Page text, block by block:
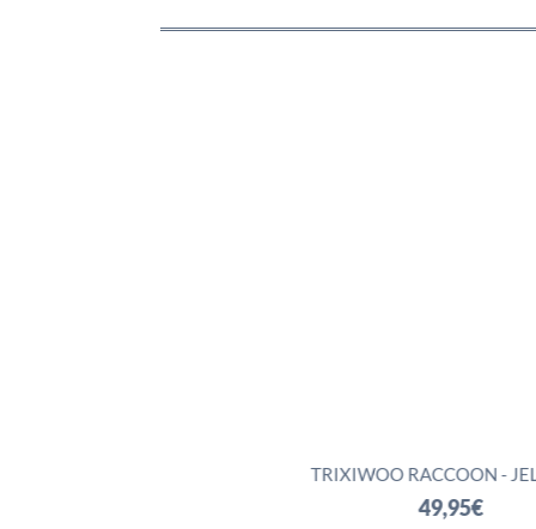
TRIXIWOO RACCOON - JELLYCAT